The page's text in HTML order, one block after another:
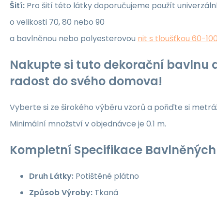
Šití: Pro šití této látky doporučujeme použít
o velikosti 70, 80 nebo 90
a bavlněnou nebo polyesterovou nit s tloušťkou 60-
Nakupte si tuto dekorační bavlnu
radost do svého domova!
Vyberte si ze širokého výběru vzorů a pořiďte si
Minimální množství v objednávce je 0.1 m.
Kompletní Specifikace
Druh Látky: Potištěné plátno
Způsob Výroby: Tkaná